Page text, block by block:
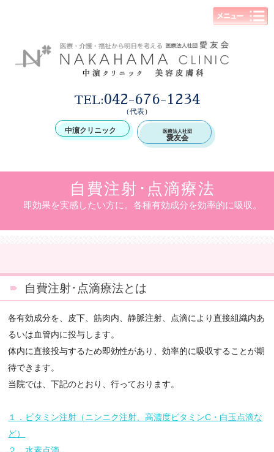
TEL:042-676-1234
（代表）
中濵クリニック 医療法人社団
愛友会
自費注射･点滴療法
即効果を実感したい方に。各種有効成分を効率的に吸収。
自費注射･点滴療法とは
各有効成分を、皮下、筋肉内、静脈注射、点滴により直接組織内あ
るいは血管内に投与します。
体内に直接投与するため即効性があり、効率的に吸収することが期
待できます。
当院では、下記のとおり、行っております。
１．ビタミン注射（ニンニク注射、高濃度ビタミンC・白玉点滴な
ど）